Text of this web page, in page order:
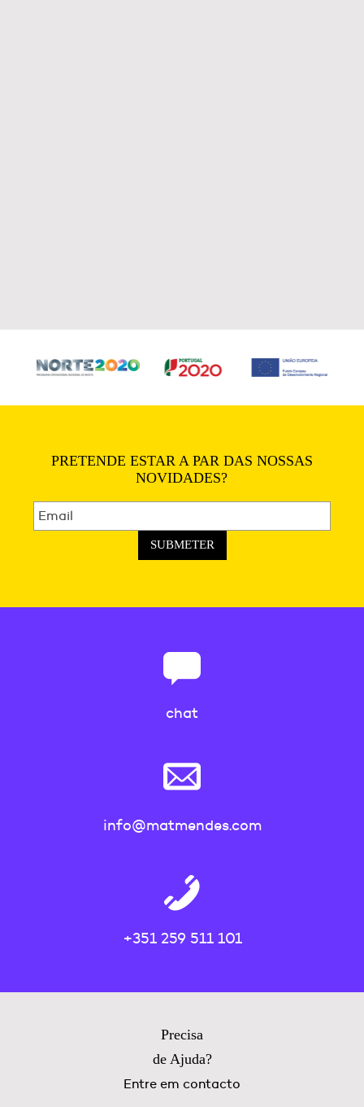
PRETENDE ESTAR A PAR DAS NOSSAS
NOVIDADES?
SUBMETER
chat
info@matmendes.com
+351 259 511 101
Precisa
de Ajuda?
Entre em contacto